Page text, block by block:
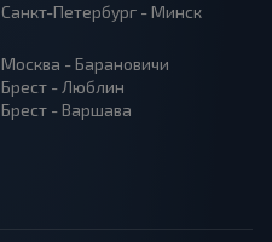
Санкт-Петербург - Минск
Москва - Барановичи
Брест - Люблин
Брест - Варшава